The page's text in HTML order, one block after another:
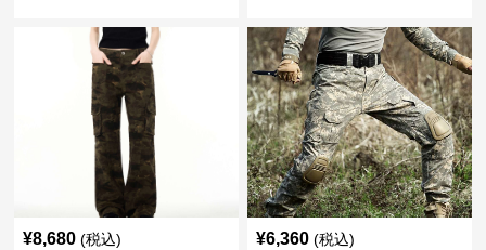
¥8,680 (税込) ¥6,360 (税込)